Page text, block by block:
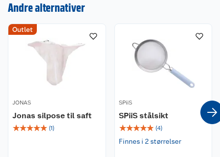
Andre alternativer
Outlet
JONAS
Jonas silpose til saft
☆☆☆☆☆ (1)
SPiiS
SPiiS stålsikt
☆☆☆☆☆ (4)
Finnes i 2 størrelser
Om oss
Nyheter
Våre butikker
Våre merkevarer
Coop kjeder
Ledige stillinger
Kontakt oss
Angre- og returrett
Reklamasjon og garanti
Ofte stilte spørsmål
Betalingsalternativer
Leveringsalternativer
Åpent kjøp